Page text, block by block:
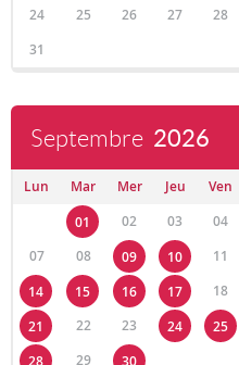
24
25 26 27 28
31
Septembre 2026
Lun Mar Mer Jeu Ven
01
02 03 04
07
08 09 10 11
14
15 16 17 18
21
22 23 24 25
28
29 30